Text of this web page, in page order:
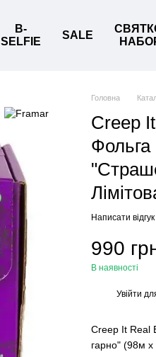
B-
SELFIE
SALE
Головна
Creep
Фольга
Написати відгук
990
В наявності
Увійти
Creep It Real
гарно" (98м х